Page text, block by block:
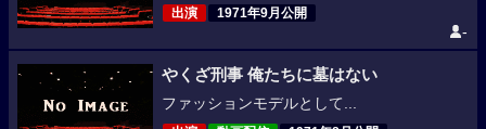
出演 1971年9月公開
-
やくざ刑事 俺たちに墓はない
ファッションモデルとして...